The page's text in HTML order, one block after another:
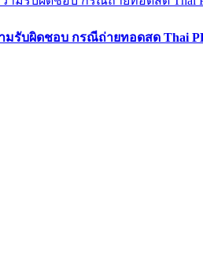
มรับผิดชอบ กรณีถ่ายทอดสด Thai